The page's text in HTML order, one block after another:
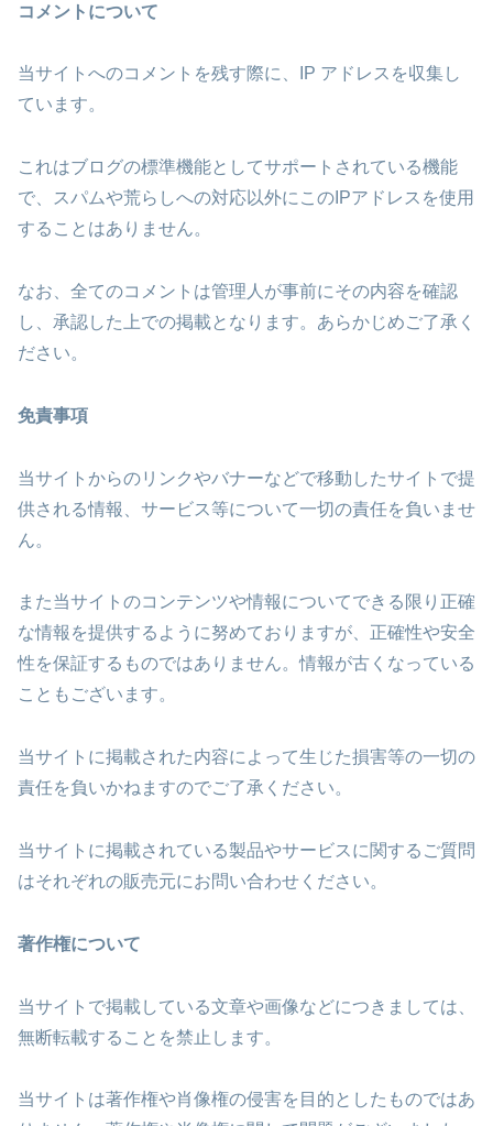
コメントについて
当サイトへのコメントを残す際に、IP アドレスを収集し
ています。
これはブログの標準機能としてサポートされている機能
で、スパムや荒らしへの対応以外にこのIPアドレスを使用
することはありません。
なお、全てのコメントは管理人が事前にその内容を確認
し、承認した上での掲載となります。あらかじめご了承く
ださい。
免責事項
当サイトからのリンクやバナーなどで移動したサイトで提
供される情報、サービス等について一切の責任を負いませ
ん。
また当サイトのコンテンツや情報についてできる限り正確
な情報を提供するように努めておりますが、正確性や安全
性を保証するものではありません。情報が古くなっている
こともございます。
当サイトに掲載された内容によって生じた損害等の一切の
責任を負いかねますのでご了承ください。
当サイトに掲載されている製品やサービスに関するご質問
はそれぞれの販売元にお問い合わせください。
著作権について
当サイトで掲載している文章や画像などにつきましては、
無断転載することを禁止します。
当サイトは著作権や肖像権の侵害を目的としたものではあ